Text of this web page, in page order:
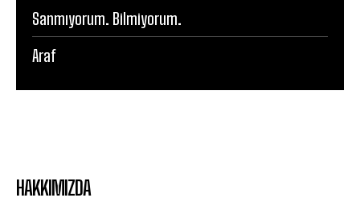
Sanmıyorum. Bilmiyorum.
Araf
HAKKIMIZDA